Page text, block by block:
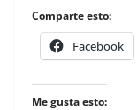
Comparte esto:
Facebook
Me gusta esto: